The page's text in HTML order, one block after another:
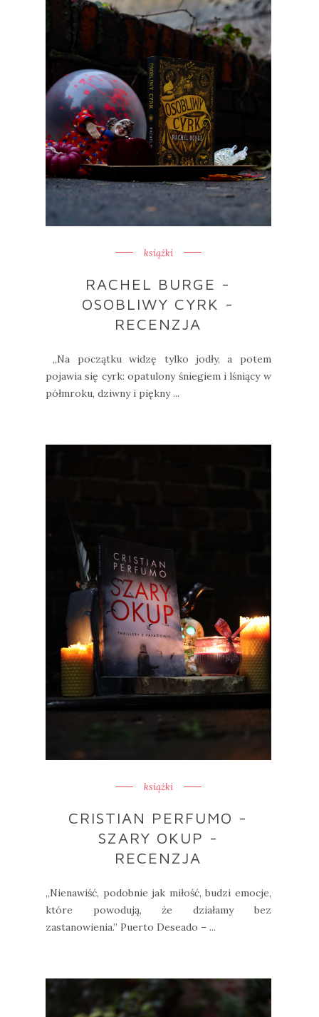
książki
RACHEL BURGE -
OSOBLIWY CYRK -
RECENZJA
„Na początku widzę tylko jodły, a potem
pojawia się cyrk: opatulony śniegiem i lśniący w
półmroku, dziwny i piękny ...
książki
CRISTIAN PERFUMO -
SZARY OKUP -
RECENZJA
„Nienawiść, podobnie jak miłość, budzi emocje,
które powodują, że działamy bez
zastanowienia.” Puerto Deseado – ...